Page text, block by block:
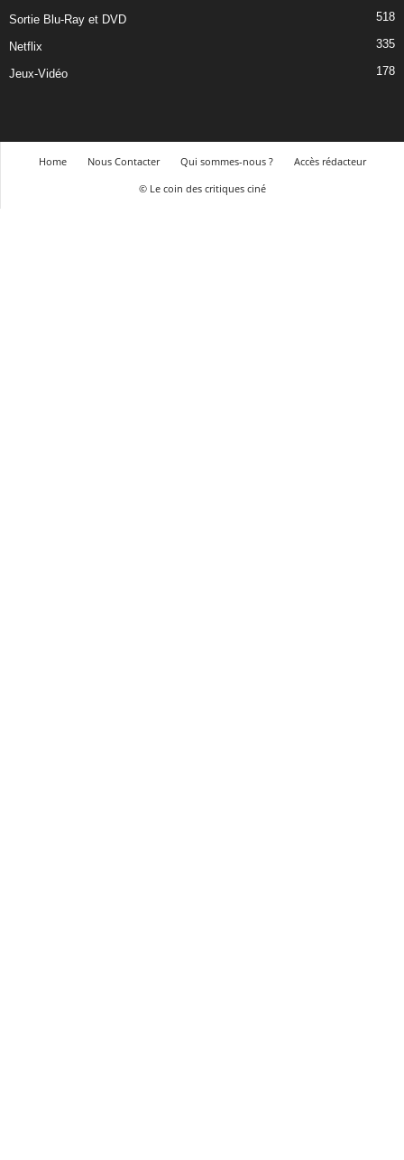
Sortie Blu-Ray et DVD 518
Netflix 335
Jeux-Vidéo 178
Home Nous Contacter Qui sommes-nous ?
Accès rédacteur
© Le coin des critiques ciné